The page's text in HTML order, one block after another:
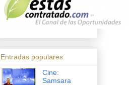
Entradas populares
Cine:
Samsara